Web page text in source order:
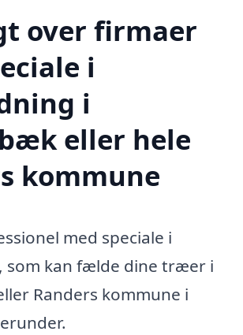
over firmaer
i
i
eller hele
kommune
med speciale i
kan fælde dine træer i
Randers kommune i